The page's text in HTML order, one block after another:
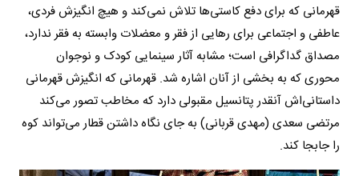
قهرمانی که برای دفع کاستی‌ها تلاش نمی‌کند و هیچ انگیزش فردی،
عاطفی و اجتماعی برای رهایی از فقر و معضلات وابسته به فقر ندارد،
مصداق گداگرافی است؛ مشابه آثار سینمایی کودک و نوجوان
محوری که به بخشی از آنان اشاره شد. قهرمانی که انگیزش قهرمانی
داستانی‌اش آنقدر پتانسیل مقبولی دارد که مخاطب تصور می‌کند
مرتضی سعدی (مهدی قربانی) به جای نگاه داشتن قطار می‌تواند کوه
را جابجا کند.